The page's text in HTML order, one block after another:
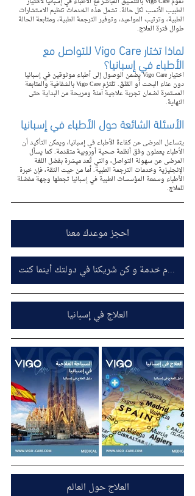
الطبيب الأنسب لكل حالة. تشمل هذه الخدمات تنظيم الاستشارات
الطبية، وترتيب المواعيد، وتوفير الترجمة الطبية، ومتابعة الحالة
طوال فترة العلاج.
لماذا تختار Vigo Care للتواصل مع
الأطباء في إسبانيا؟
اختيار Vigo Care يضمن الوصول إلى أطباء موثوقين في إسبانيا
دون عناء البحث أو القلق. تلتزم Vigo Care بالشفافية والمتابعة
المستمرة لضمان تجربة علاجية آمنة ومريحة من البداية حتى
النهاية.
الأسئلة الشائعة حول الأطباء في إسبانيا
يتساءل المرضى عن كفاءة الأطباء في إسبانيا، ويمكن التأكيد أن
الأطباء يعملون وفق أنظمة صحية أوروبية متقدمة. كما يسأل
المرضى عن سهولة التواصل، والتي تُعد ميسّرة بفضل اللغة
الإنجليزية وخدمات الترجمة الطبية. أما من حيث الثقة، فإن خبرة
الأطباء وسمعة المؤسسات الطبية في إسبانيا تجعلها وجهة مفضلة
للعلاج.
احجز موعدك معنا
اشترك معنا كمقدم خدمة و كن شريكنا في دولتك أينما كنت
العلاج في إسبانيا
العلاج حول العالم